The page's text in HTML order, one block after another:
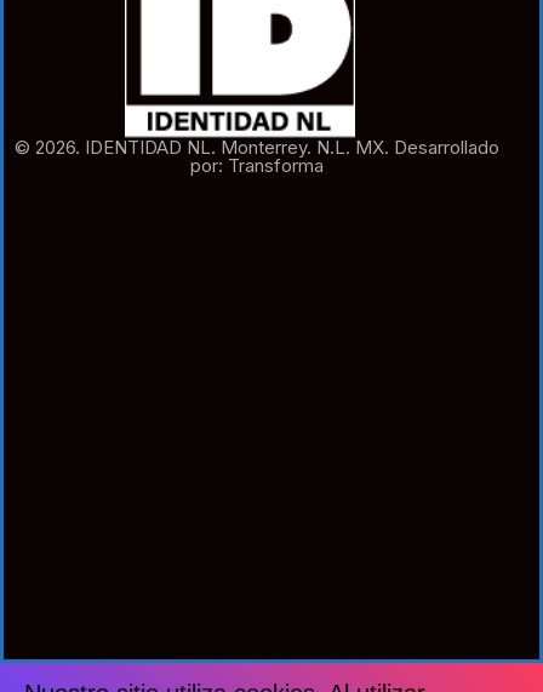
© 2026. IDENTIDAD NL. Monterrey. N.L. MX. Desarrollado
por: Transforma